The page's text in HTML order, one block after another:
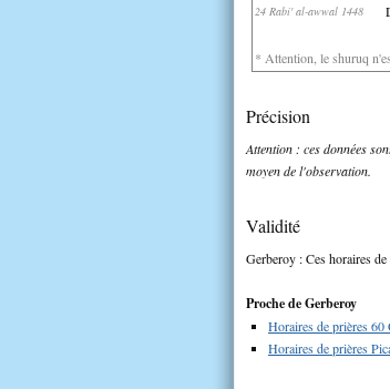
24 Rabi' al-awwal 1448
* Attention, le shuruq
Précision
Attention : ces données
moyen de l'observation.
Validité
Gerberoy : Ces horaires
Proche de Gerberoy
Horaires de prières 60
Horaires de prières